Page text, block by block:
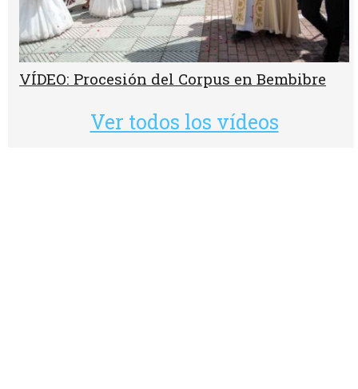
VÍDEO: Procesión del Corpus en Bembibre
Ver todos los vídeos